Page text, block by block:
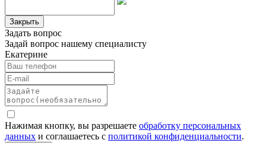
Закрыть
Задать вопрос
Задай вопрос нашему специалисту
Екатерине
Нажимая кнопку, вы разрешаете обработку персональных
данных и соглашаетесь с политикой конфиденциальности.